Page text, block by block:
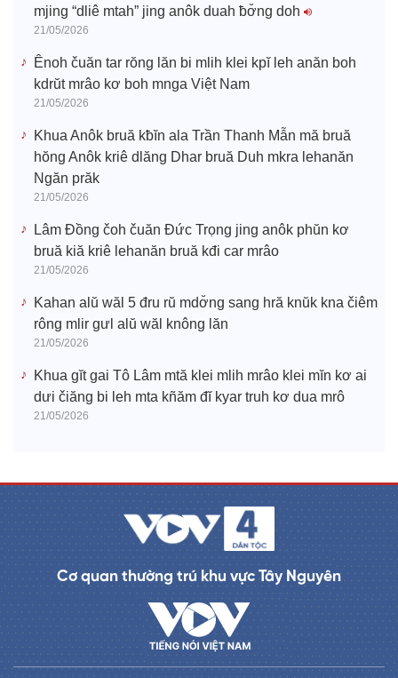
mjing “dliê mtah” jing anôk duah ƀơ̆ng doh
21/05/2026
Ênoh čuăn tar rŏng lăn bi mlih klei kpĭ leh anăn boh
kdrŭt mrâo kơ boh mnga Việt Nam
21/05/2026
Khua Anôk bruă kƀĭn ala Trần Thanh Mẫn mă bruă
hŏng Anôk kriê dlăng Dhar bruă Duh mkra lehanăn
Ngăn prăk
21/05/2026
Lâm Đồng čoh čuăn Đức Trọng jing anôk phŭn kơ
bruă kiă kriê lehanăn bruă kđi car mrâo
21/05/2026
Kahan alŭ wăl 5 đru rŭ mdơ̆ng sang hră knŭk kna čiêm
rông mlir gưl alŭ wăl knông lăn
21/05/2026
Khua gĭt gai Tô Lâm mtă klei mlih mrâo klei mĭn kơ ai
dưi čiăng bi leh mta kñăm đĭ kyar truh kơ dua mrô
21/05/2026
Cơ quan thường trú khu vực Tây Nguyên